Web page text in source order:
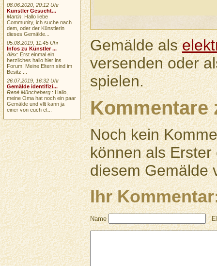
Gemälde als
versenden oder
spielen.
Kommentare
Noch kein
können als
diesem Gemälde
Ihr
Name
08.06.2020, 20:12 Uhr
Künstler Gesucht...
Martin: Hallo liebe
Community, ich suche nach
dem, oder der Künstlerin
dieses Gemälde...
05.08.2019, 11:45 Uhr
Infos zu Künstler ...
Alex: Erst einmal ein
herzliches hallo hier ins
Forum! Meine Eltern sind im
Besitz ...
26.07.2019, 16:32 Uhr
Gemälde identifizi...
René Müncheberg : Hallo,
meine Oma hat noch ein paar
Gemälde und vllt kann ja
einer von euch et...